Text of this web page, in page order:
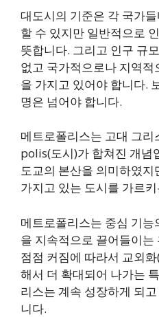
대도시의 기준은 각 국가
할 수 있지만 일반적으로
뜻합니다. 그리고 인구 규
없고 국가적으로나 지역
을 가지고 있어야 합니다.
명은 넘어야 합니다.
메트로폴리스는 고대 그
polis(도시)가 합쳐진 개념
도교의 본산을 의미하였
가지고 있는 도시를 가르
메트로폴리스는 중심 기
을 지속적으로 끌어들이
점점 커짐에 따라서 교외
해서 더 확대되어 나가는
리스는 계속 성장하게 되
니다.